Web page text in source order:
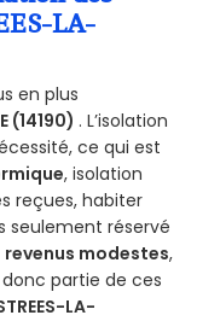
LA-
en plus
(14190) . L’isolation
ce qui est
, isolation
reçues, habiter
seulement réservé
revenus modestes,
partie de ces
LA-